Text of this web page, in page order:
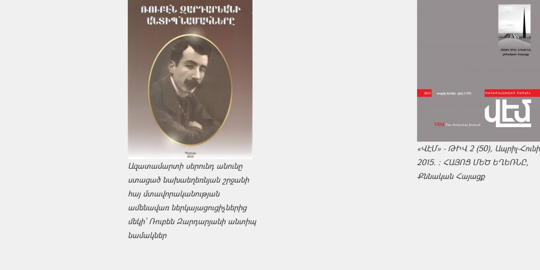
Ազատամարտի սերունդ անունը
ստացած նախաեղեռնյան շրջանի
հայ մտավորականության
ամենավառ ներկայացուցիչներից
մեկի՝ Ռուբեն Զարդարյանի անտիպ
նամակներ
«ՎԷՄ» - ԹԻՎ 2 (50), Ապրիլ-
2015. : ՀԱՅՈՑ ՄԵԾ ԵՂԵՌՆԸ,
Քննական Հայացք